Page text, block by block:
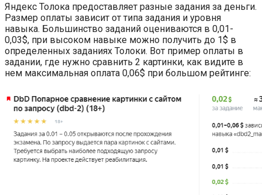
Яндекс Толока предоставляет разные задания за деньги.
Размер оплаты зависит от типа задания и уровня
навыка. Большинство заданий оцениваются в 0,01-
0,03$, при высоком навыке можно получить до 1$ в
определенных заданиях Толоки. Вот пример оплаты в
задании, где нужно сравнить 2 картинки, как видите в
нем максимальная оплата 0,06$ при большом рейтинге: